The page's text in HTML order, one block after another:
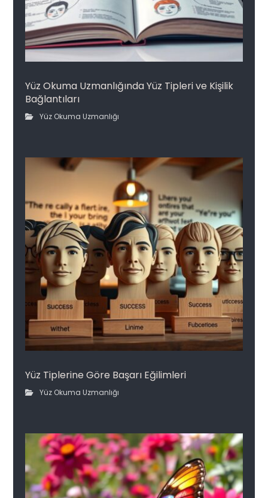
Yüz Okuma Uzmanlığında Yüz Tipleri ve Kişilik
Bağlantıları
Yüz Okuma Uzmanlığı
Yüz Tiplerine Göre Başarı Eğilimleri
Yüz Okuma Uzmanlığı